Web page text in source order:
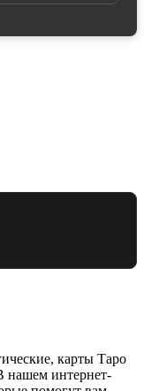
карты Таро
нашем интернет-